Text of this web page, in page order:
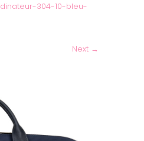
304-10-bleu-
Next →